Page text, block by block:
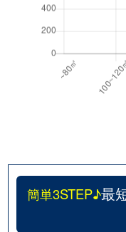
簡単3STEP♪最